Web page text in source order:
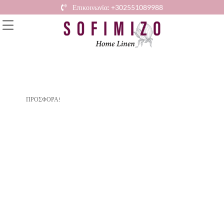
Επικοινωνία: +302551089988
ΠΡΟΣΦΟΡΆ!